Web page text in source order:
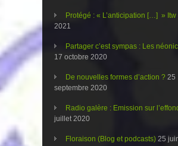
Protégé : « L’anticipation […] » Itw
2021
Partager c’est sympas : Les
17 octobre 2020
De nouvelles formes d’action ? 25
septembre 2020
Radio galère : Emission sur
juillet 2020
Floraison (Blog et podcasts) 25